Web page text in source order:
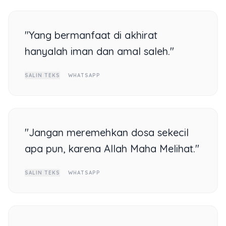
"Yang bermanfaat di akhirat
hanyalah iman dan amal saleh."
SALIN TEKS WHATSAPP
"Jangan meremehkan dosa sekecil
apa pun, karena Allah Maha Melihat."
SALIN TEKS WHATSAPP